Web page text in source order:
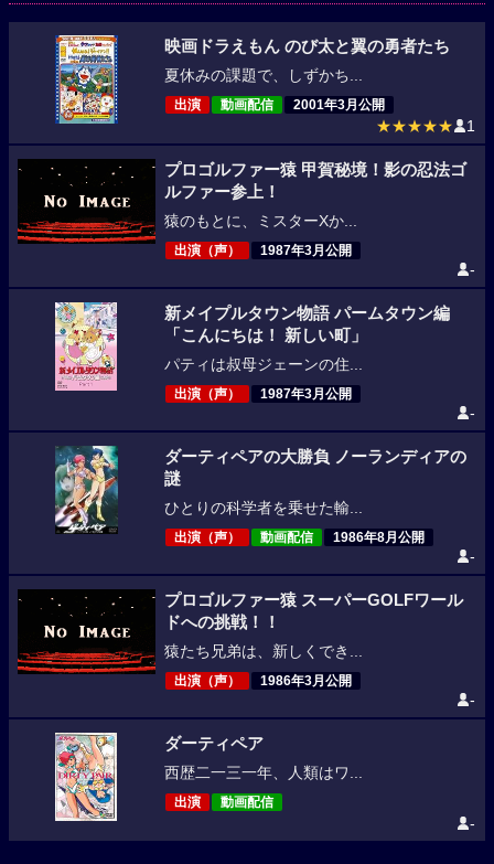
映画ドラえもん のび太と翼の勇者たち
夏休みの課題で、しずかち...
出演 動画配信 2001年3月公開
★★★★★ 1
プロゴルファー猿 甲賀秘境！影の忍法ゴ
ルファー参上！
猿のもとに、ミスターXか...
出演（声） 1987年3月公開
-
新メイプルタウン物語 パームタウン編
「こんにちは！ 新しい町」
パティは叔母ジェーンの住...
出演（声） 1987年3月公開
-
ダーティペアの大勝負 ノーランディアの
謎
ひとりの科学者を乗せた輸...
出演（声） 動画配信 1986年8月公開
-
プロゴルファー猿 スーパーGOLFワール
ドへの挑戦！！
猿たち兄弟は、新しくでき...
出演（声） 1986年3月公開
-
ダーティペア
西歴二一三一年、人類はワ...
出演 動画配信
-